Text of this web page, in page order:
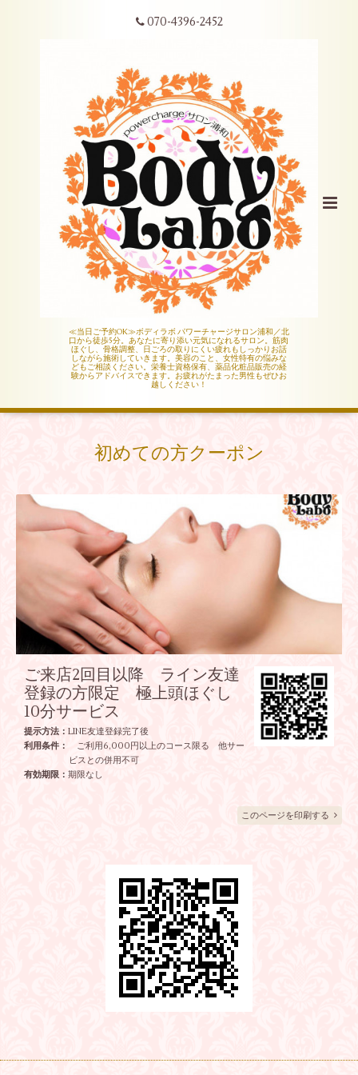
070-4396-2452
≪当日ご予約OK≫ボディラボ パワーチャージサロン浦和／北
口から徒歩5分。あなたに寄り添い元気になれるサロン。筋肉
ほぐし、骨格調整、日ごろの取りにくい疲れもしっかりお話
しながら施術していきます。美容のこと、女性特有の悩みな
どもご相談ください。栄養士資格保有、薬品化粧品販売の経
験からアドバイスできます。お疲れがたまった男性もぜひお
越しください！
初めての方クーポン
ご来店2回目以降 ライン友達
登録の方限定 極上頭ほぐし
10分サービス
提示方法： LINE友達登録完了後
利用条件：
ご利用6,000円以上のコース限る 他サー
ビスとの併用不可
有効期限： 期限なし
このページを印刷する